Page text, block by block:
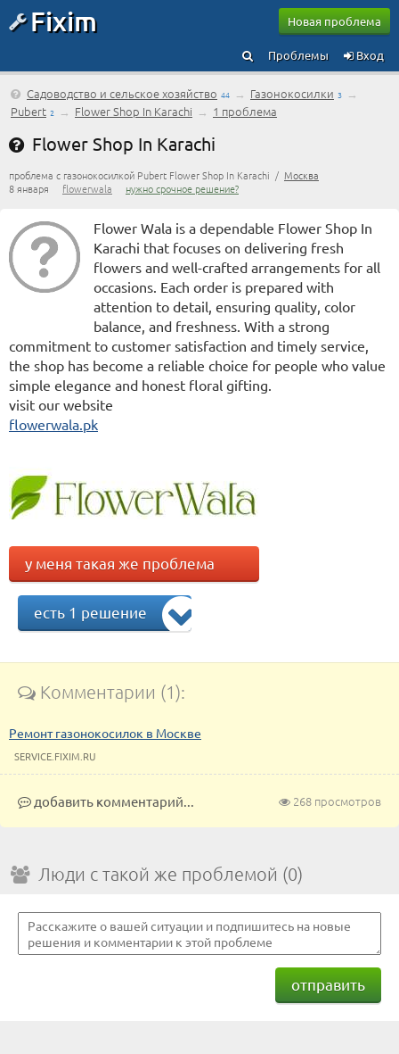
Fixim Новая проблема
Вход
Проблемы
Садоводство и сельское хозяйство 44 → Газонокосилки 3 →
Pubert 2 → Flower Shop In Karachi → 1 проблема
Flower Shop In Karachi
проблема с газонокосилкой Pubert Flower Shop In Karachi / Москва
8 января flowerwala нужно срочное решение?
Flower Wala is a dependable Flower Shop In
Karachi that focuses on delivering fresh
flowers and well-crafted arrangements for all
occasions. Each order is prepared with
attention to detail, ensuring quality, color
balance, and freshness. With a strong
commitment to customer satisfaction and timely service,
the shop has become a reliable choice for people who value
simple elegance and honest floral gifting.
visit our website
flowerwala.pk
у меня такая же проблема
есть 1 решение
Комментарии (1):
Ремонт газонокосилок в Москве
SERVICE.FIXIM.RU
268 просмотров
добавить комментарий...
Люди с такой же проблемой (0)
отправить